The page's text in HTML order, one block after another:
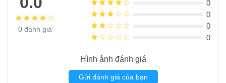
0đánh giá
0
0
0
0
Hình ảnh đánh giá
Gửi đánh giá của bạn